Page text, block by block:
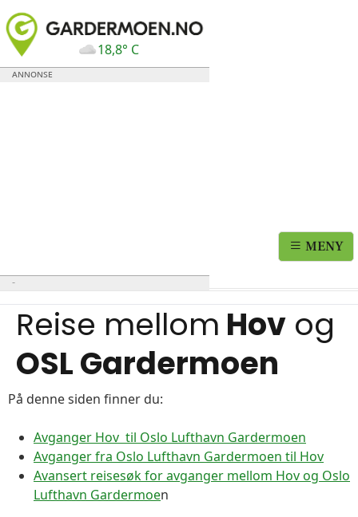
18,8° C
MENY
Reise mellom Hov og
OSL Gardermoen
På denne siden finner du:
Avganger Hov til Oslo Lufthavn Gardermoen
Avganger fra Oslo Lufthavn Gardermoen til Hov
Avansert reisesøk for avganger mellom Hov og Oslo
Lufthavn Gardermoen